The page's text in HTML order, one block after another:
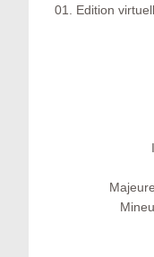
01. Edition